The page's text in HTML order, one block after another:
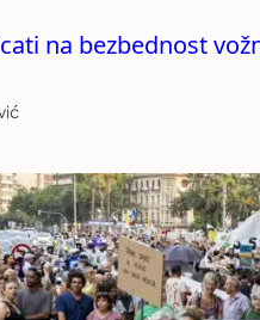
na bezbednost